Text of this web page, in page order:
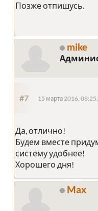
Позже отпишусь.
mike
#7 15 марта 2016,
Да, отлично!
Будем вместе
систему удобнее!
Хорошего дня!
Max